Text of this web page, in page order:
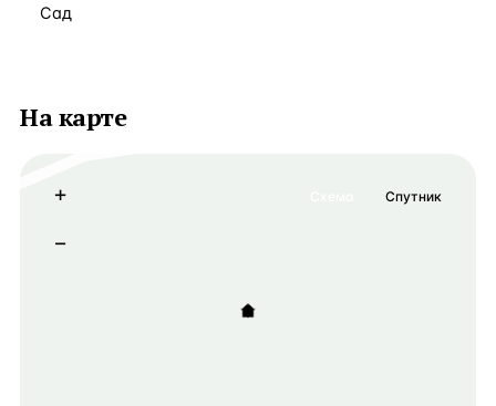
Сад
На карте
+
−
Спутник